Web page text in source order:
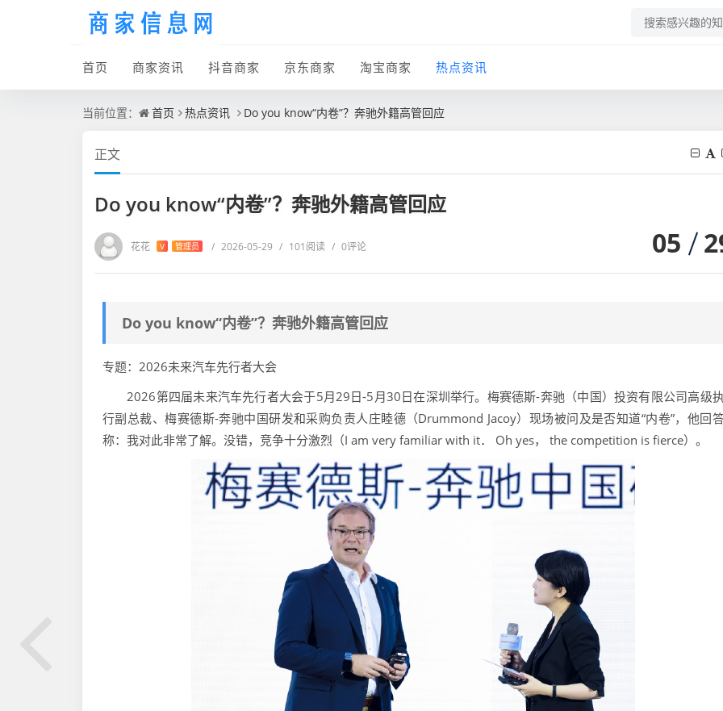
首页 商家资讯 抖音商家 京东商家 淘宝商家 热点资讯
当前位置： 首页 热点资讯 Do you know“内卷”？奔驰外籍高管回应
正文
Do you know“内卷”？奔驰外籍高管回应
花花 V 管理员 / 2026-05-29 / 101阅读 / 0评论 05
Do you know“内卷”？奔驰外籍高管回应
专题：2026未来汽车先行者大会
2026第四届未来汽车先行者大会于5月29日-5月30日在深圳举行。梅赛德斯-奔驰（中国）投资有限公司高级
行副总裁、梅赛德斯-奔驰中国研发和采购负责人庄睦德（Drummond Jacoy）现场被问及是否知道“内卷”，他回
称：我对此非常了解。没错，竞争十分激烈（I am very familiar with it． Oh yes， the competition is fierce）。